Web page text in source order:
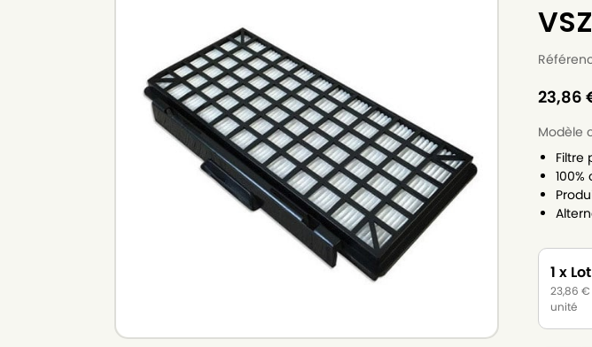
23,86
Modèle
Filtre
100%
1 x Lot
23,86€
unité